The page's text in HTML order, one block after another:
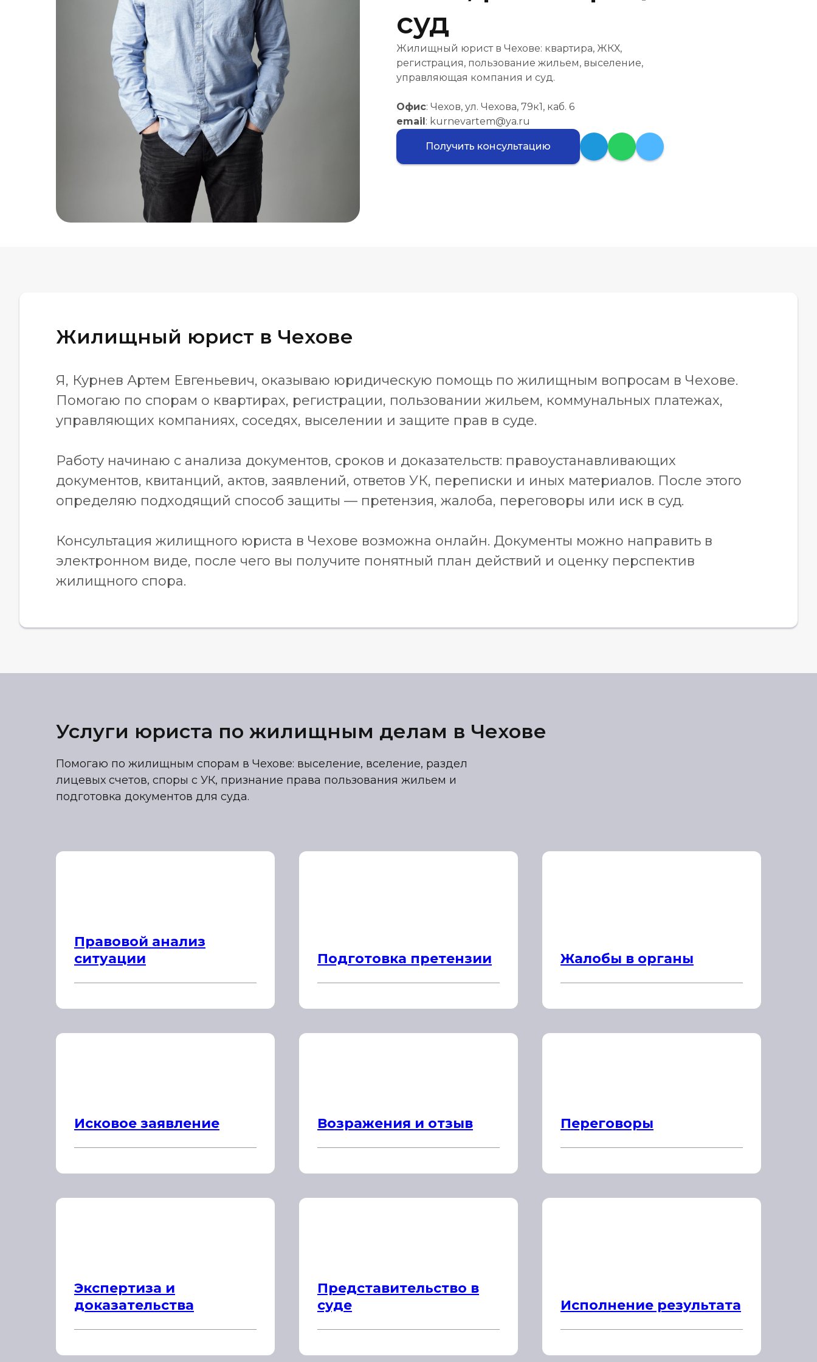
суд
Жилищный юрист в Чехове: квартира, ЖКХ,
регистрация, пользование жильем, выселение,
управляющая компания и суд.
Офис: Чехов, ул. Чехова, 79к1, каб. 6
email: kurnevartem@ya.ru
Получить консультацию
Жилищный юрист в Чехове
Я, Курнев Артем Евгеньевич, оказываю юридическую помощь по жилищным вопросам в Чехове.
Помогаю по спорам о квартирах, регистрации, пользовании жильем, коммунальных платежах,
управляющих компаниях, соседях, выселении и защите прав в суде.
Работу начинаю с анализа документов, сроков и доказательств: правоустанавливающих
документов, квитанций, актов, заявлений, ответов УК, переписки и иных материалов. После этого
определяю подходящий способ защиты — претензия, жалоба, переговоры или иск в суд.
Консультация жилищного юриста в Чехове возможна онлайн. Документы можно направить в
электронном виде, после чего вы получите понятный план действий и оценку перспектив
жилищного спора.
Услуги юриста по жилищным делам в Чехове
Помогаю по жилищным спорам в Чехове: выселение, вселение, раздел
лицевых счетов, споры с УК, признание права пользования жильем и
подготовка документов для суда.
Правовой анализ
ситуации
Подготовка претензии Жалобы в органы
Исковое заявление Возражения и отзыв Переговоры
Экспертиза и
доказательства
Представительство в
суде
Исполнение результата